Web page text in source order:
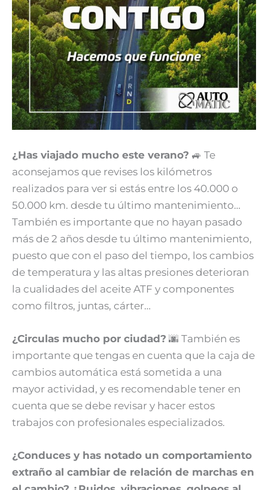
¿Has viajado mucho este verano? 🚙 Te
aconsejamos que revises los kilómetros
realizados para ver si estás entre los 40.000 o
50.000 km. desde tu último mantenimiento…
También es importante que no hayan pasado
más de 2 años desde tu último mantenimiento,
puesto que con el paso del tiempo, los cambios
de temperatura y las altas presiones deterioran
la cualidades del aceite ATF y componentes
como filtros, juntas, cárter…
¿Circulas mucho por ciudad? 🌆 También es
importante que tengas en cuenta que la caja de
cambios automática está sometida a una
mayor actividad, y es recomendable tener en
cuenta que se debe revisar y hacer estos
trabajos con profesionales especializados.
¿Conduces y has notado un comportamiento
extraño al cambiar de relación de marchas en